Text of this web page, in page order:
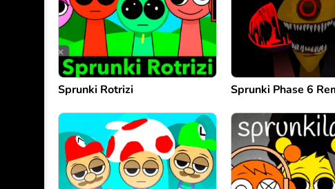
Sprunki Rotrizi Sprunki Phase 6